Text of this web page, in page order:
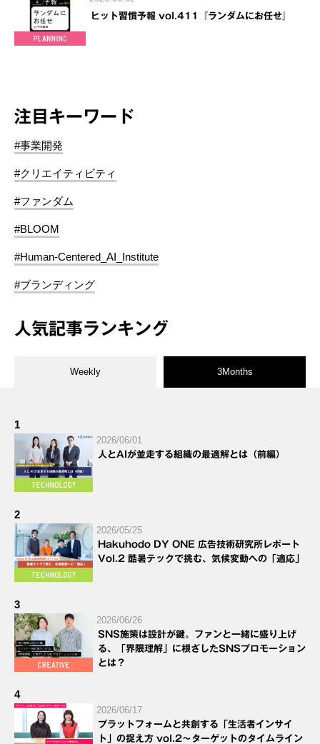
ヒット習慣予報 vol.411『ランダムにお任せ』
注目キーワード
#事業開発
#クリエイティビティ
#ファンダム
#BLOOM
#Human-Centered_AI_Institute
#ブランディング
人気記事ランキング
Weekly 3Months
1
2026/06/01
人とAIが並走する組織の最適解とは（前編）
2
2026/05/25
Hakuhodo DY ONE 広告技術研究所レポート
Vol.2 酷暑テックで挑む、気候変動への「適応」
3
2026/06/26
SNS施策は設計が鍵。ファンと一緒に盛り上げ
る、「界隈理解」に根ざしたSNSプロモーション
とは？
4
2026/06/17
プラットフォームと共創する「生活者インサイ
ト」の捉え方 vol.2～ターゲットのタイムライン